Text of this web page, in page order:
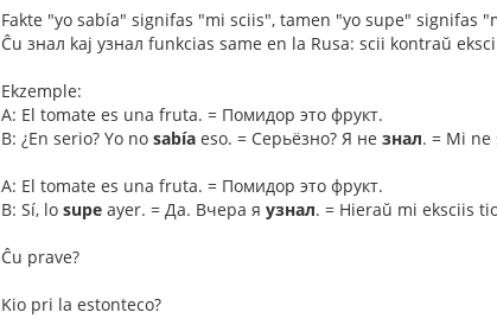
Fakte "yo sabía" signifas "mi sciis", tamen "yo supe" signifas
Ĉu знал kaj узнал funkcias same en la Rusa: scii kontraŭ
Ekzemple:
A: El tomate es una fruta. = Помидор это фрукт.
B: ¿En serio? Yo no sabía eso. = Серьёзно? Я не знал. = Mi
A: El tomate es una fruta. = Помидор это фрукт.
B: Sí, lo supe ayer. = Да. Вчера я узнал. = Hieraŭ mi eksciis
Ĉu prave?
Kio pri la estonteco?